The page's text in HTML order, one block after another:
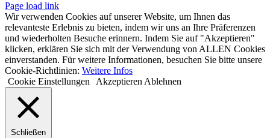
Page load link
Wir verwenden Cookies auf unserer Website, um Ihnen das
relevanteste Erlebnis zu bieten, indem wir uns an Ihre Präferenzen
und wiederholten Besuche erinnern. Indem Sie auf "Akzeptieren"
klicken, erklären Sie sich mit der Verwendung von ALLEN Cookies
einverstanden. Für weitere Informationen, besuchen Sie bitte unsere
Cookie-Richtlinien: Weitere Infos
Cookie Einstellungen
Akzeptieren Ablehnen
Schließen